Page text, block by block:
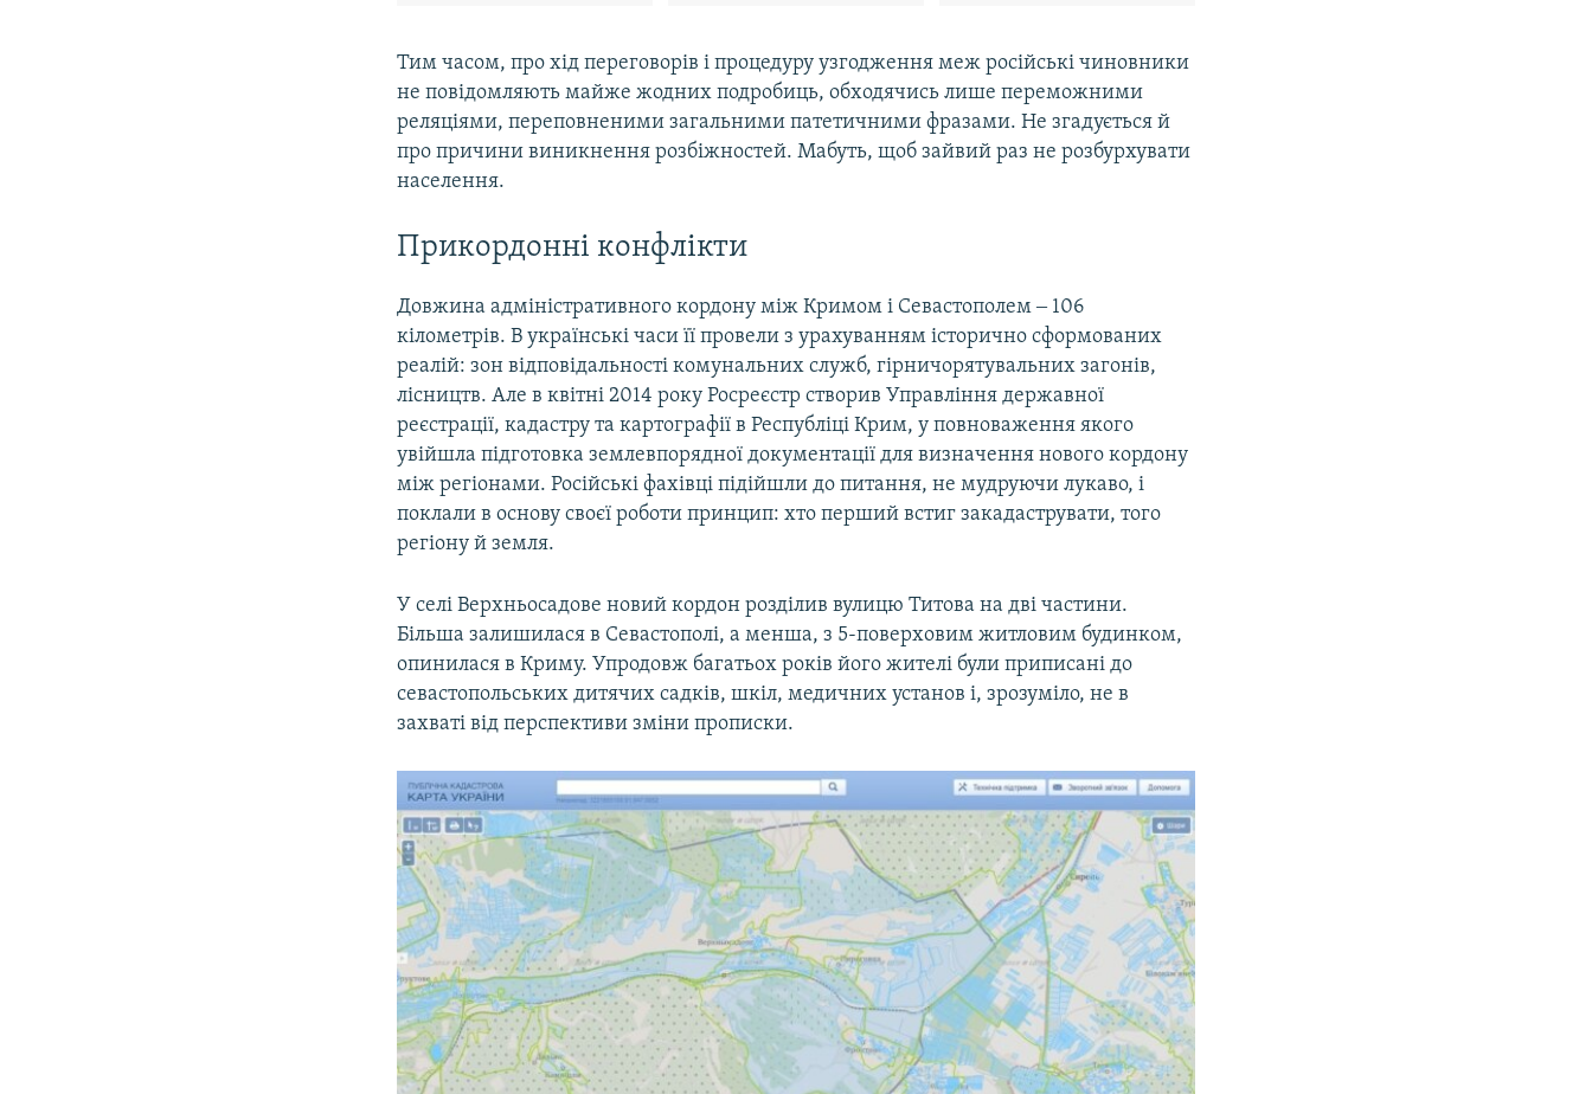
Тим часом, про хід переговорів і процедуру узгодження меж російські чиновники
не повідомляють майже жодних подробиць, обходячись лише переможними
реляціями, переповненими загальними патетичними фразами. Не згадується й
про причини виникнення розбіжностей. Мабуть, щоб зайвий раз не розбурхувати
населення.
Прикордонні конфлікти
Довжина адміністративного кордону між Кримом і Севастополем ‒ 106
кілометрів. В українські часи її провели з урахуванням історично сформованих
реалій: зон відповідальності комунальних служб, гірничорятувальних загонів,
лісництв. Але в квітні 2014 року Росреєстр створив Управління державної
реєстрації, кадастру та картографії в Республіці Крим, у повноваження якого
увійшла підготовка землевпорядної документації для визначення нового кордону
між регіонами. Російські фахівці підійшли до питання, не мудруючи лукаво, і
поклали в основу своєї роботи принцип: хто перший встиг закадаструвати, того
регіону й земля.
У селі Верхньосадове новий кордон розділив вулицю Титова на дві частини.
Більша залишилася в Севастополі, а менша, з 5-поверховим житловим будинком,
опинилася в Криму. Упродовж багатьох років його жителі були приписані до
севастопольських дитячих садків, шкіл, медичних установ і, зрозуміло, не в
захваті від перспективи зміни прописки.